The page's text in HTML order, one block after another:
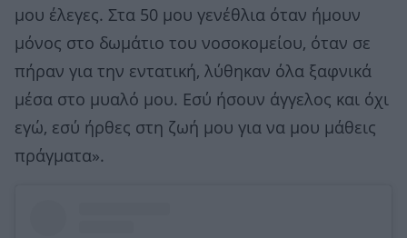
μου έλεγες. Στα 50 μου γενέθλια όταν ήμουν
μόνος στο δωμάτιο του νοσοκομείου, όταν σε
πήραν για την εντατική, λύθηκαν όλα ξαφνικά
μέσα στο μυαλό μου. Εσύ ήσουν άγγελος και όχι
εγώ, εσύ ήρθες στη ζωή μου για να μου μάθεις
πράγματα».